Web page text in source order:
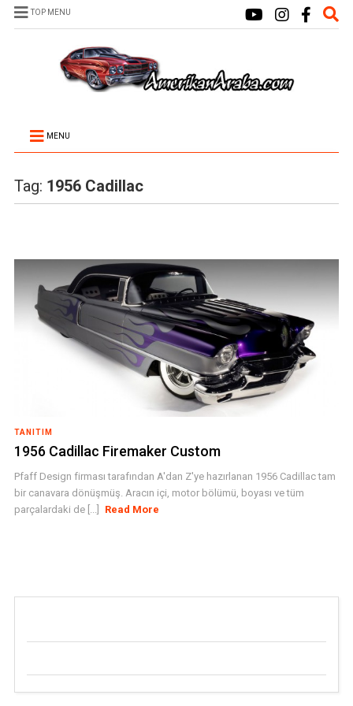
TOP MENU
MENU
Tag: 1956 Cadillac
TANITIM
1956 Cadillac Firemaker Custom
Pfaff Design firması tarafından A'dan Z'ye hazırlanan 1956 Cadillac tam
bir canavara dönüşmüş. Aracın içi, motor bölümü, boyası ve tüm
parçalardaki de [...]
Read More